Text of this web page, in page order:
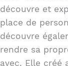
découvre et
place de
découvre
rendre sa
avec. Elle créé